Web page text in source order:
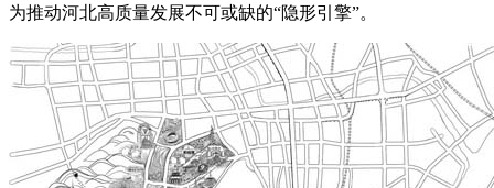
为推动河北高质量发展不可或缺的“隐形引擎”。